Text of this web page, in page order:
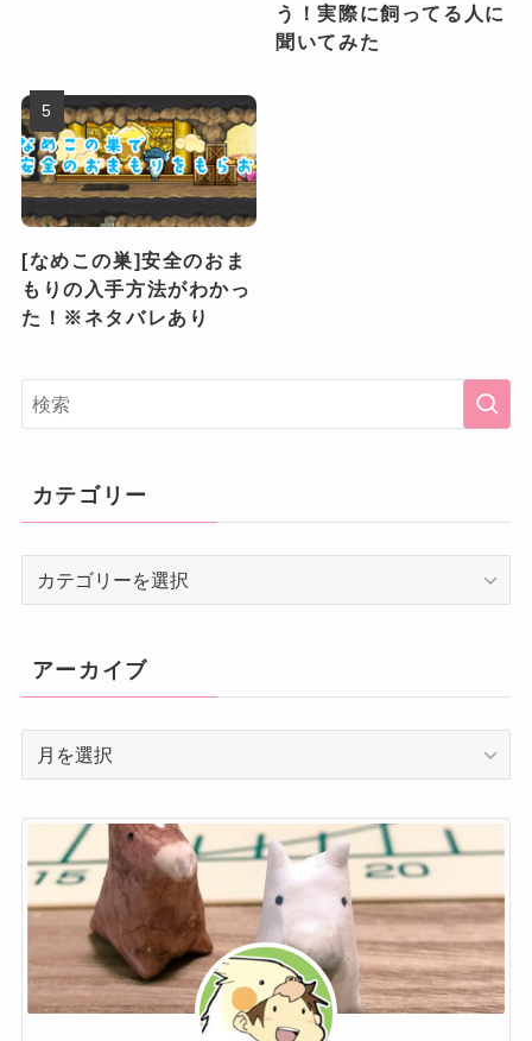
う！実際に飼ってる人に
聞いてみた
[なめこの巣]安全のおま
もりの入手方法がわかっ
た！※ネタバレあり
カテゴリー
ー
アーカイブ
ブ